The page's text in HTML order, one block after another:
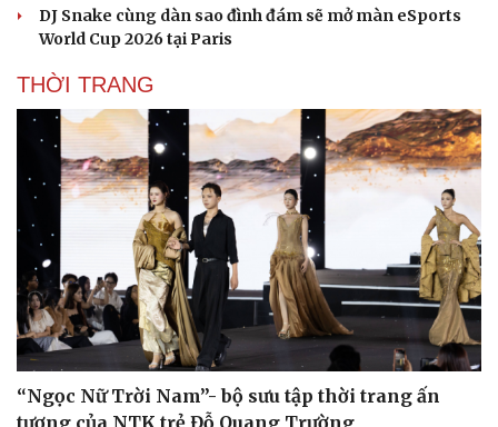
DJ Snake cùng dàn sao đình đám sẽ mở màn eSports
World Cup 2026 tại Paris
THỜI TRANG
“Ngọc Nữ Trời Nam”- bộ sưu tập thời trang ấn
tượng của NTK trẻ Đỗ Quang Trường